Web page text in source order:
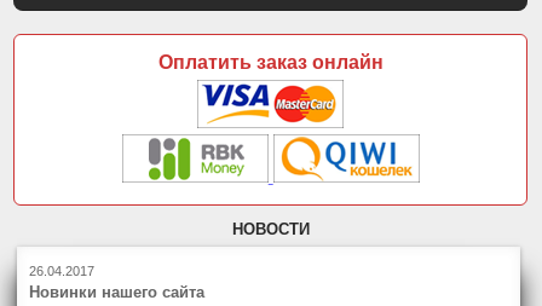
Оплатить заказ онлайн
НОВОСТИ
26.04.2017
Новинки нашего сайта